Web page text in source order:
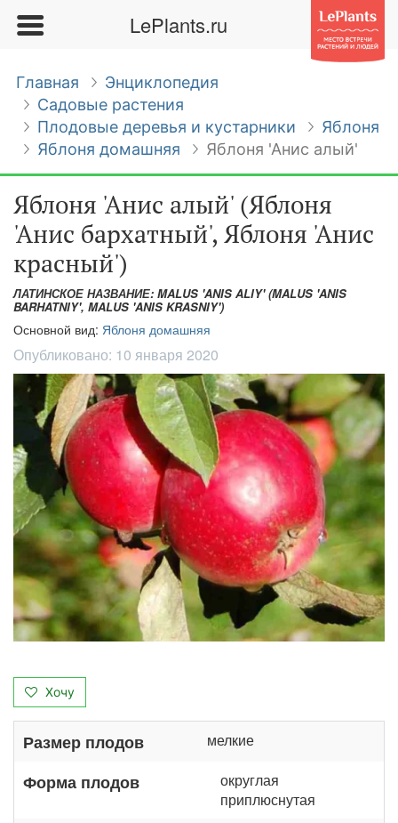
LePlants.ru
Главная
Энциклопедия
Садовые растения
Плодовые деревья и кустарники
Яблоня
Яблоня домашняя
Яблоня 'Анис алый'
Яблоня 'Анис алый' (Яблоня
'Анис бархатный', Яблоня 'Анис
красный')
ЛАТИНСКОЕ НАЗВАНИЕ: MALUS 'ANIS ALIY' (MALUS 'ANIS
BARHATNIY', MALUS 'ANIS KRASNIY')
Основной вид: Яблоня домашняя
Опубликовано: 10 января 2020
Хочу
Размер плодов мелкие
Форма плодов
округлая
приплюснутая